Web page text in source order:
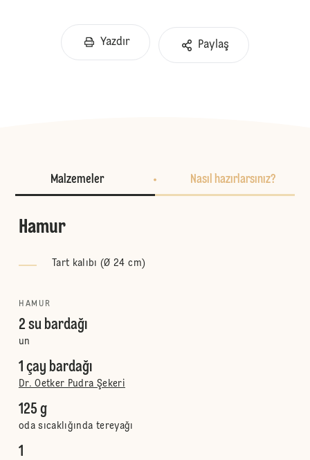
Yazdır Paylaş
Malzemeler Nasıl hazırlarsınız?
Hamur
Tart kalıbı (Ø 24 cm)
HAMUR
2 su bardağı
un
1 çay bardağı
Dr. Oetker Pudra Şekeri
125 g
oda sıcaklığında tereyağı
1